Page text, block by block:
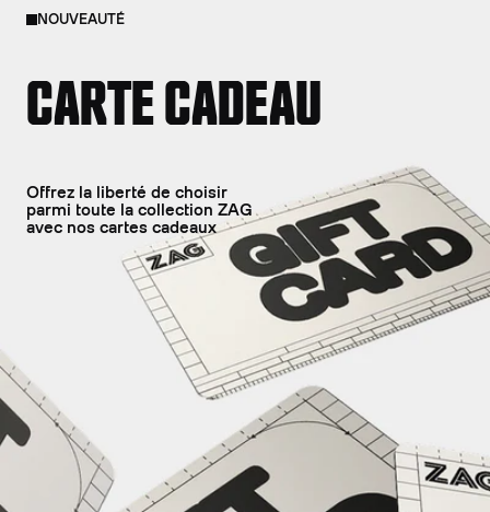
NOUVEAUTÉ
CARTE CADEAU
Offrez la liberté de choisir
parmi toute la collection ZAG
avec nos cartes cadeaux